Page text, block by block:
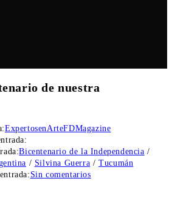
de nuestra
ExpertosenArteFDMagazine
Bicentenario de la Independencia /
/ Silvina Guerra / Tucumán
Sin comentarios